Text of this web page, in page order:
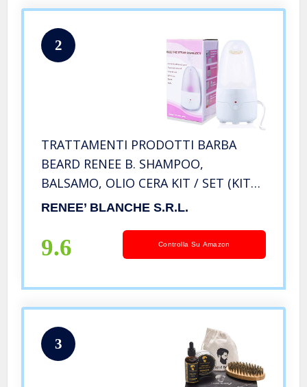
2
TRATTAMENTI PRODOTTI BARBA
BEARD RENEE B. SHAMPOO,
BALSAMO, OLIO CERA KIT / SET (KIT
BARBA + SPAZZOLA)
RENEE’ BLANCHE S.r.l.
9.6 Controlla Su Amazon
3